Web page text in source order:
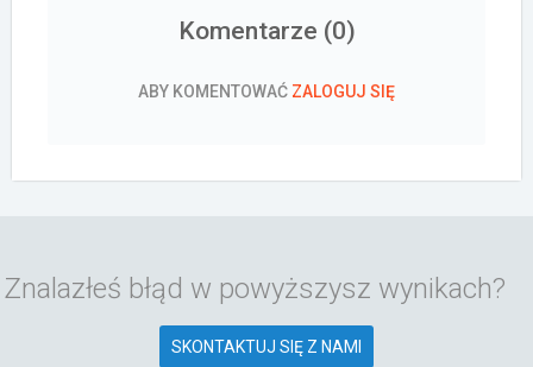
Komentarze (0)
ABY KOMENTOWAĆ ZALOGUJ SIĘ
Znalazłeś błąd w powyższysz wynikach?
SKONTAKTUJ SIĘ Z NAMI